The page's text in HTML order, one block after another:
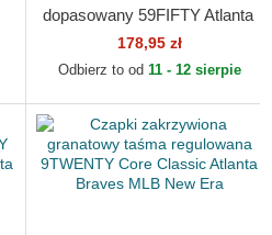
dopasowany 59FIFTY Atlanta
Braves MLB New Era
178,95 zł
Odbierz to od 11 - 12 sierpie